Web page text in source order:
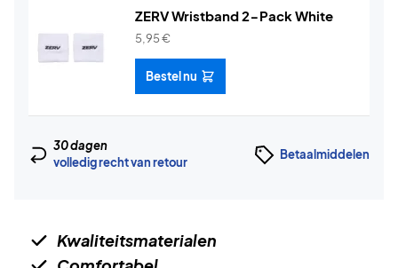
ZERV Wristband 2-Pack White
5,95€
Bestel nu
30 dagen
volledig recht van retour
Betaalmiddelen
Kwaliteitsmaterialen